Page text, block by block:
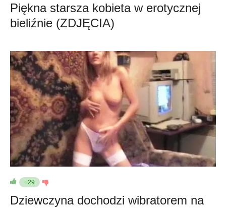
Piękna starsza kobieta w erotycznej
bieliźnie (ZDJĘCIA)
+29
Dziewczyna dochodzi wibratorem na